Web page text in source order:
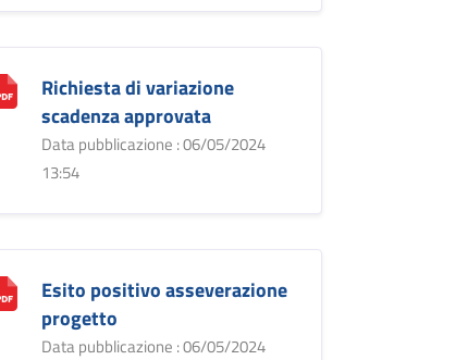
Richiesta di variazione
scadenza approvata
Data pubblicazione : 06/05/2024
13:54
Esito positivo asseverazione
progetto
Data pubblicazione : 06/05/2024